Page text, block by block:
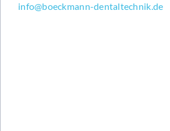
info@boeckmann-dentaltechnik.de